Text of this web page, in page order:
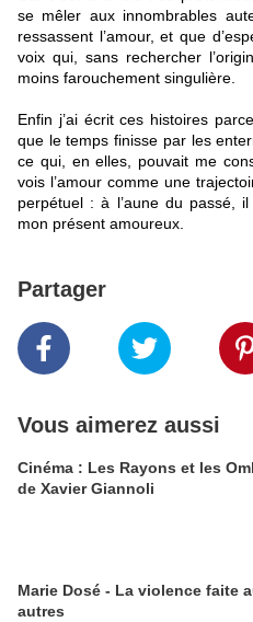
se mêler aux innombrables
ressassent l’amour, et que
voix qui, sans rechercher
moins farouchement singulière.
Enfin j’ai écrit ces histoires
que le temps finisse par les
ce qui, en elles, pouvait me
vois l’amour comme une
perpétuel : à l’aune du passé, il
mon présent amoureux.
Partager
Vous aimerez aussi
Cinéma : Les Rayons et les
de Xavier Giannoli
Marie Dosé - La violence faite
autres